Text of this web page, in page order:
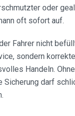
oder
oft sofort auf.
Fahrer nicht
sondern
Handeln. Ohne
Sicherung darf